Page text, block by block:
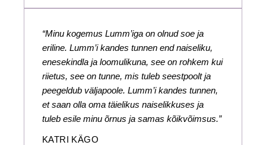
“Minu kogemus Lumm’iga on olnud soe ja
eriline. Lumm’i kandes tunnen end naiseliku,
enesekindla ja loomulikuna, see on rohkem kui
riietus, see on tunne, mis tuleb seestpoolt ja
peegeldub väljapoole. Lumm’i kandes tunnen,
et saan olla oma täielikus naiselikkuses ja
tuleb esile minu õrnus ja samas kõikvõimsus.”
KATRI KÄGO